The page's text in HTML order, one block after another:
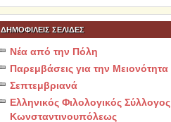
ΔΗΜΟΦΙΛΕΙΣ ΣΕΛΙΔΕΣ
Νέα από την Πόλη
Παρεμβάσεις για την Μειονότητα
Σεπτεμβριανά
Ελληνικός Φιλολογικός Σύλλογος
Κωνσταντινουπόλεως